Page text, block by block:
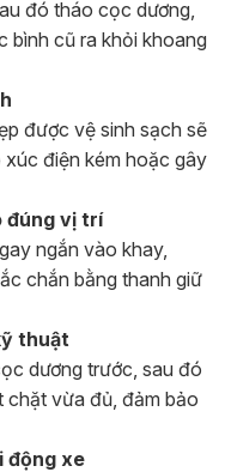
đó tháo cọc dương,
bình cũ ra khỏi khoang
được vệ sinh sạch sẽ
điện kém hoặc gây
đúng vị trí
ngắn vào khay,
chắn bằng thanh giữ
thuật
dương trước, sau đó
vừa đủ, đảm bảo
động xe